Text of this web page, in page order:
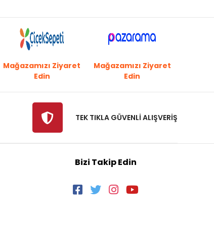
Mağazamızı Ziyaret
Edin
Mağazamızı Ziyaret
Edin
TEK TIKLA GÜVENLİ ALIŞVERİŞ
Bizi Takip Edin